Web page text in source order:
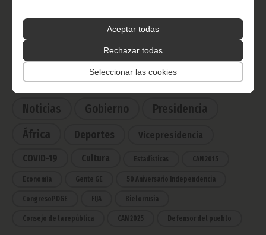
Aceptar todas
Rechazar todas
Seleccionar las cookies
Ecuatorial
CATEGORÍAS
Noticias Gobierno
Presidencia
África
Deportes Vicepresidencia
COVID-19 Cultura Estadísticas CAN 2015
Economía Gente GE 50 Aniversario Independencia
CongresoPDGE FIJA Bielorrusia
Consejo de la república CAN 2025 Defensor del pueblo